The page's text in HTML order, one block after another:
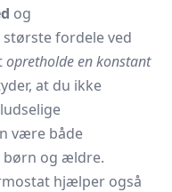
og
største fordele ved
opretholde en konstant
at du ikke
være både
børn og ældre.
hjælper også